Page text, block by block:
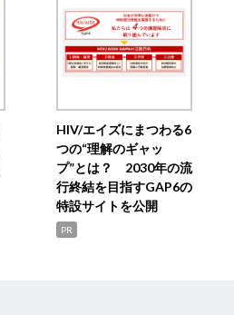
HIV/エイズにまつわる6
つの“理解のギャッ
プ”とは？ 2030年の流
行終結を目指すGAP6の
特設サイトを公開
PR